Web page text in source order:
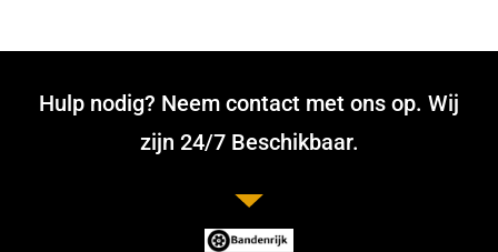
Hulp nodig? Neem contact met ons op. Wij
zijn 24/7 Beschikbaar.